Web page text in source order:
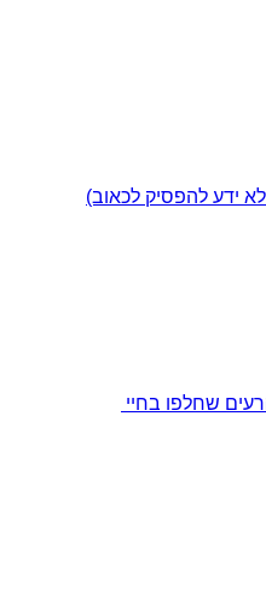
ידע להפסיק לכאוב)
שחלפו בחיי